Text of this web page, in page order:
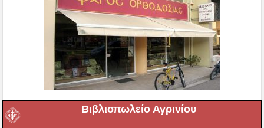
Βιβλιοπωλείο Αγρινίου